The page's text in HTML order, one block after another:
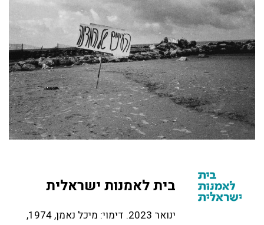
בית לאמנות ישראלית
ינואר 2023. דימוי: מיכל נאמן, 1974,